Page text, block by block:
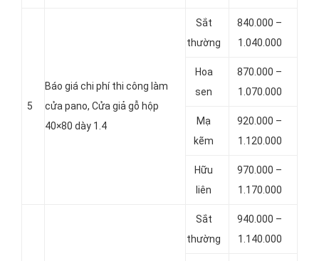
5
Báo giá chi phí thi công làm
cửa pano, Cửa giả gỗ hộp
40×80 dày 1.4
Sắt
thường
840.000 –
1.040.000
Hoa
sen
870.000 –
1.070.000
Mạ
kẽm
920.000 –
1.120.000
Hữu
liên
970.000 –
1.170.000
Sắt
thường
940.000 –
1.140.000